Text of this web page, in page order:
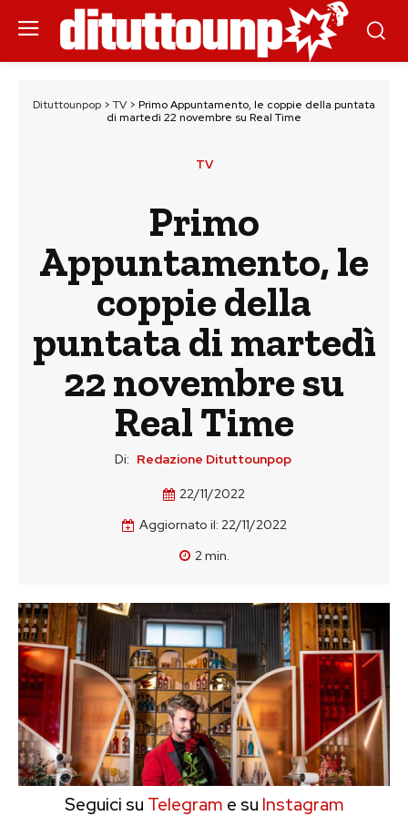
Dituttounpop > TV > Primo Appuntamento, le coppie della puntata
di martedì 22 novembre su Real Time
TV
Primo
Appuntamento, le
coppie della
puntata di martedì
22 novembre su
Real Time
Di: Redazione Dituttounpop
22/11/2022
Aggiornato il: 22/11/2022
2min.
Seguici su Telegram e su Instagram